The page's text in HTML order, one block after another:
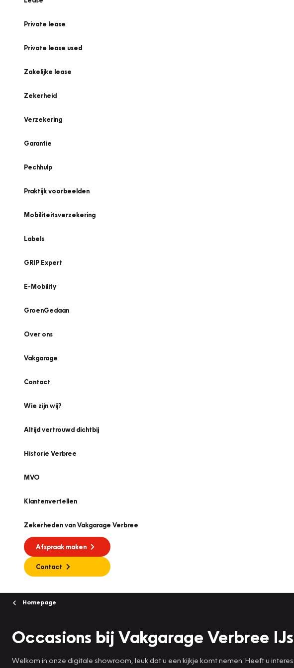
Private lease
Private lease used
Zakelijke lease
Zekerheid
Verzekering
Garantie
Pechhulp
Praktijk voorbeelden
Mobiliteitsverzekering
Labels
GRIP Expert
E-Mobility
GroenGedaan
Over ons
Vakgarage
Contact
Wie zijn wij?
Altijd vertrouwd dichtbij
Historie Verbree
MVO
Klantenvertellen
Zekerheden van Vakgarage Verbree
Afspraak maken
Contact
Homepage
Occasions bij Vakgarage Verbree
Welkom in onze digitale showroom, leuk dat u een kijkje komt nemen. Heeft u